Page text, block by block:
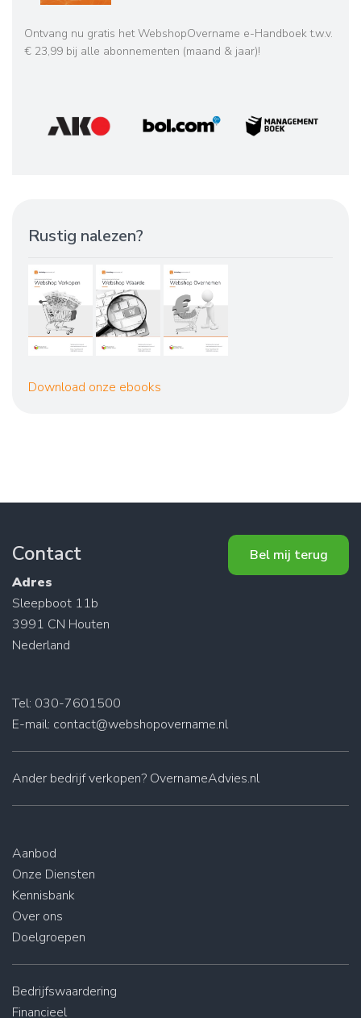
Ontvang nu gratis het WebshopOvername e-Handboek t.w.v.
€ 23,99 bij alle abonnementen (maand & jaar)!
Rustig nalezen?
Download onze ebooks
Contact
Adres
Sleepboot 11b
3991 CN Houten
Nederland
Bel mij terug
Tel: 030-7601500
E-mail: contact@webshopovername.nl
Ander bedrijf verkopen? OvernameAdvies.nl
Aanbod
Onze Diensten
Kennisbank
Over ons
Doelgroepen
Bedrijfswaardering
Financieel